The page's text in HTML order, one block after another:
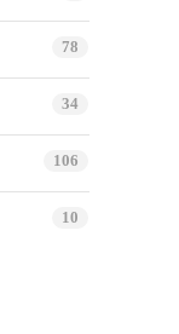
78
34
106
10